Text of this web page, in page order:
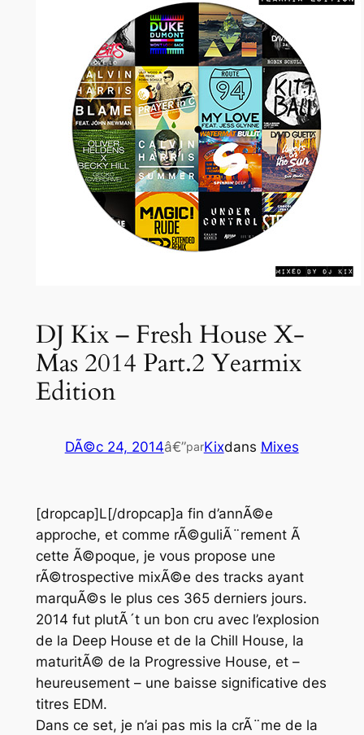
DJ Kix – Fresh House X-
Mas 2014 Part.2 Yearmix
Edition
DÃ©c 24, 2014â€”parKixdans Mixes
[dropcap]L[/dropcap]a fin d’annÃ©e
approche, et comme rÃ©guliÃ¨rement Ã
cette Ã©poque, je vous propose une
rÃ©trospective mixÃ©e des tracks ayant
marquÃ©s le plus ces 365 derniers jours.
2014 fut plutÃ´t un bon cru avec l’explosion
de la Deep House et de la Chill House, la
maturitÃ© de la Progressive House, et –
heureusement – une baisse significative des
titres EDM.
Dans ce set, je n’ai pas mis la crÃ¨me de la